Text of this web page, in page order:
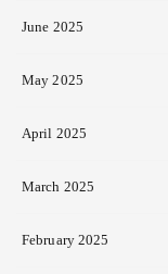
June 2025
May 2025
April 2025
March 2025
February 2025